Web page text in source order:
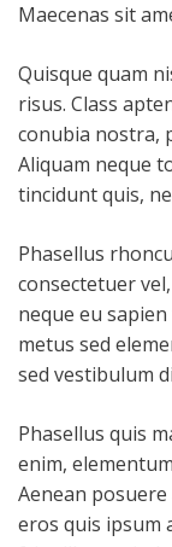
Maecenas sit
Quisque quam
risus. Class
conubia nostra,
Aliquam neque
tincidunt quis,
Phasellus
consectetuer
neque eu
metus sed
sed vestibulum
Phasellus quis
enim,
Aenean
eros quis ipsum